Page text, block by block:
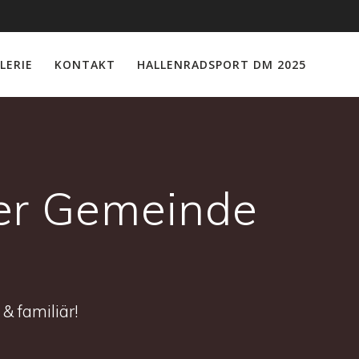
KONTAKT HALLENRADSPORT DM 2025
Gemeinde
familiär!